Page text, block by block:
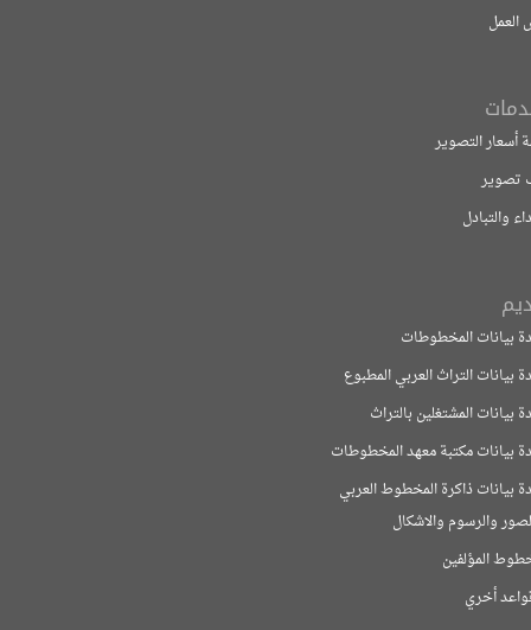
المخطوطات
التراث العربي المطبوع
المشتغلين بالتراث
مكتبة معهد المخطوطات
ذاكرة المخطوط العربي
والاشكال